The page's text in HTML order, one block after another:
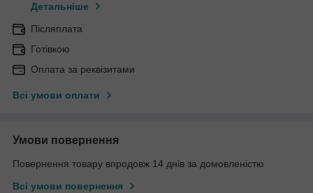
Детальніше
Післяплата
Готівкою
Оплата за реквізитами
Всі умови оплати
Умови повернення
Повернення товару впродовж 14 днів за домовленістю
Всі умови повернення